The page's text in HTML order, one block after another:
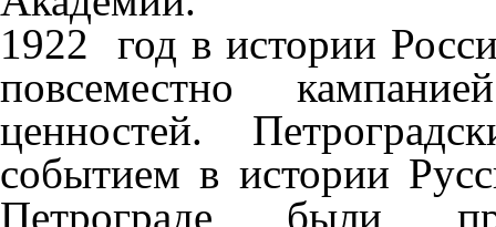
1922 год в истории
повсеместно
ценностей.
событием в истории
Петрограде были